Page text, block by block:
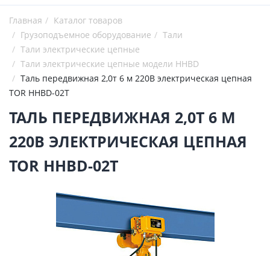
Главная
Каталог товаров
Грузоподъемное оборудование
Тали
Тали электрические цепные
Тали электрические цепные модели HHBD
Таль передвижная 2,0т 6 м 220В электрическая цепная
TOR HHBD-02T
ТАЛЬ ПЕРЕДВИЖНАЯ 2,0Т 6 М
220В ЭЛЕКТРИЧЕСКАЯ ЦЕПНАЯ
TOR HHBD-02T